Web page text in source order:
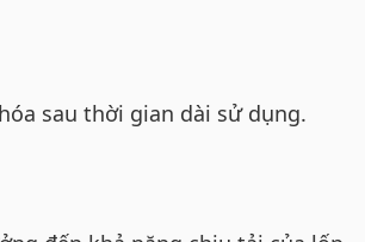
sau thời gian dài sử dụng.